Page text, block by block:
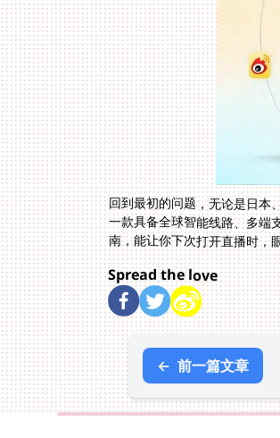
回到最初的问题，无论是日本
一款具备全球智能线路、多
南，能让你下次打开直播时，
Spread the love
← 前一篇文章